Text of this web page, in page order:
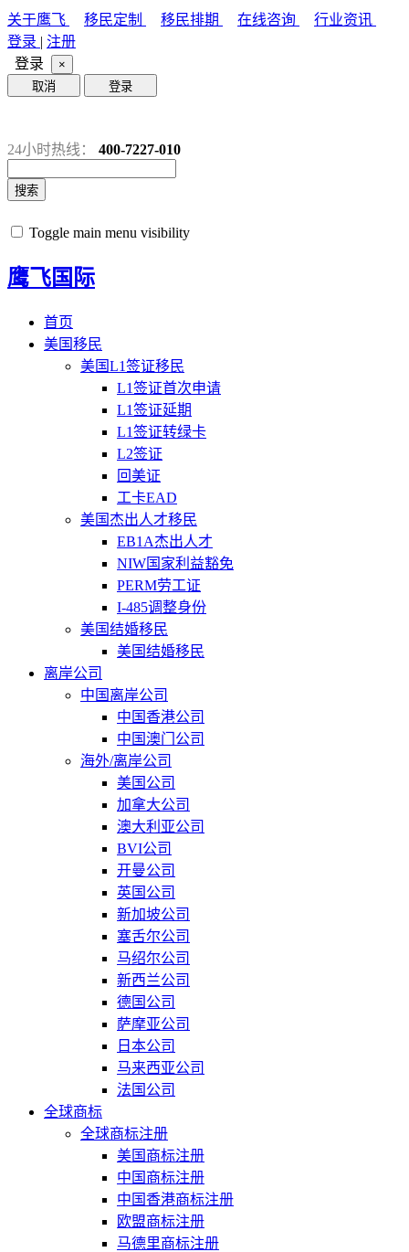
关于鹰飞 移民定制 移民排期 在线咨询
行业资讯
登录 | 注册
登录
×
取消
登录
24小时热线： 400-7227-010
搜索
Toggle main menu visibility
鹰飞国际
首页
美国移民
美国L1签证移民
L1签证首次申请
L1签证延期
L1签证转绿卡
L2签证
回美证
工卡EAD
美国杰出人才移民
EB1A杰出人才
NIW国家利益豁免
PERM劳工证
I-485调整身份
美国结婚移民
美国结婚移民
离岸公司
中国离岸公司
中国香港公司
中国澳门公司
海外/离岸公司
美国公司
加拿大公司
澳大利亚公司
BVI公司
开曼公司
英国公司
新加坡公司
塞舌尔公司
马绍尔公司
新西兰公司
德国公司
萨摩亚公司
日本公司
马来西亚公司
法国公司
全球商标
全球商标注册
美国商标注册
中国商标注册
中国香港商标注册
欧盟商标注册
马德里商标注册